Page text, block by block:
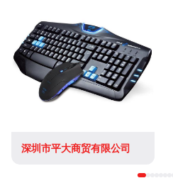
深圳市平大商贸有限公司